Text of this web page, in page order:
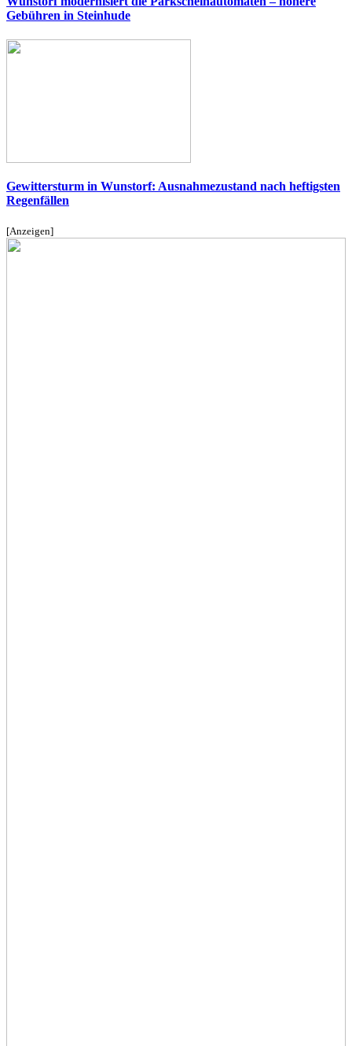
Gebühren in Steinhude
Gewittersturm in Wunstorf: Ausnahmezustand nach heftigsten
Regenfällen
[Anzeigen]